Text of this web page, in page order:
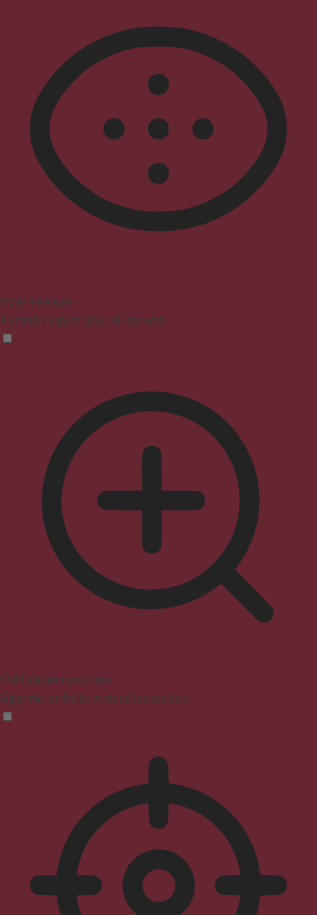
Mode malvoyant
Améliore l'aspect visuel du site web
Profil sûr pour les crises
Supprime les flashs et réduit les couleurs